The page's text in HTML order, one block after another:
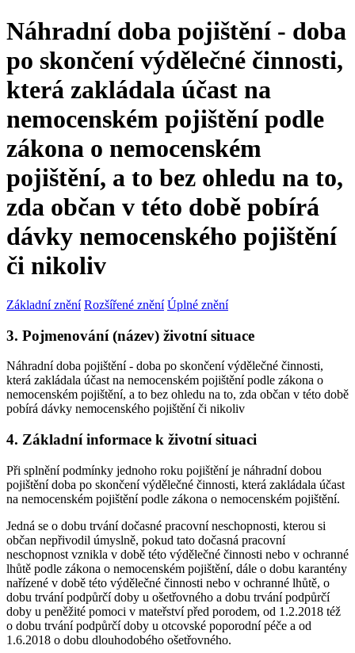
Náhradní doba pojištění - doba
po skončení výdělečné činnosti,
která zakládala účast na
nemocenském pojištění podle
zákona o nemocenském
pojištění, a to bez ohledu na to,
zda občan v této době pobírá
dávky nemocenského pojištění
či nikoliv
Základní znění Rozšířené znění Úplné znění
3. Pojmenování (název) životní situace
Náhradní doba pojištění - doba po skončení výdělečné činnosti,
která zakládala účast na nemocenském pojištění podle zákona o
nemocenském pojištění, a to bez ohledu na to, zda občan v této době
pobírá dávky nemocenského pojištění či nikoliv
4. Základní informace k životní situaci
Při splnění podmínky jednoho roku pojištění je náhradní dobou
pojištění doba po skončení výdělečné činnosti, která zakládala účast
na nemocenském pojištění podle zákona o nemocenském pojištění.
Jedná se o dobu trvání dočasné pracovní neschopnosti, kterou si
občan nepřivodil úmyslně, pokud tato dočasná pracovní
neschopnost vznikla v době této výdělečné činnosti nebo v ochranné
lhůtě podle zákona o nemocenském pojištění, dále o dobu karantény
nařízené v době této výdělečné činnosti nebo v ochranné lhůtě, o
dobu trvání podpůrčí doby u ošetřovného a dobu trvání podpůrčí
doby u peněžité pomoci v mateřství před porodem, od 1.2.2018 též
o dobu trvání podpůrčí doby u otcovské poporodní péče a od
1.6.2018 o dobu dlouhodobého ošetřovného.